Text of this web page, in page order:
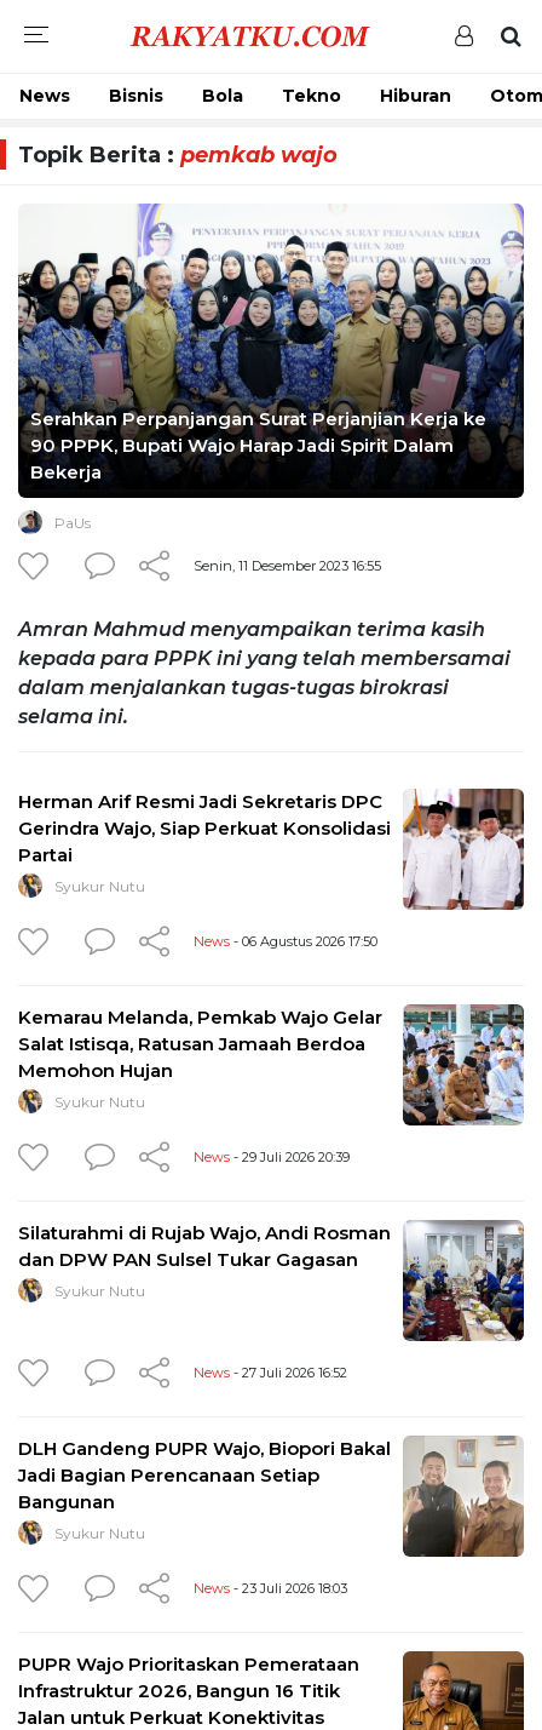
News Bisnis Bola Tekno Hiburan
Topik Berita : pemkab wajo
Serahkan Perpanjangan Surat Perjanjian Kerja ke
90 PPPK, Bupati Wajo Harap Jadi Spirit Dalam
Bekerja
PaUs
Senin, 11 Desember 2023 16:55
Amran Mahmud menyampaikan terima kasih
kepada para PPPK ini yang telah membersamai
dalam menjalankan tugas-tugas birokrasi
selama ini.
Herman Arif Resmi Jadi Sekretaris DPC
Gerindra Wajo, Siap Perkuat Konsolidasi
Partai
Syukur Nutu
News - 06 Agustus 2026 17:50
Kemarau Melanda, Pemkab Wajo Gelar
Salat Istisqa, Ratusan Jamaah Berdoa
Memohon Hujan
Syukur Nutu
News - 29 Juli 2026 20:39
Silaturahmi di Rujab Wajo, Andi Rosman
dan DPW PAN Sulsel Tukar Gagasan
Syukur Nutu
News - 27 Juli 2026 16:52
DLH Gandeng PUPR Wajo, Biopori Bakal
Jadi Bagian Perencanaan Setiap
Bangunan
Syukur Nutu
News - 23 Juli 2026 18:03
PUPR Wajo Prioritaskan Pemerataan
Infrastruktur 2026, Bangun 16 Titik
Jalan untuk Perkuat Konektivitas